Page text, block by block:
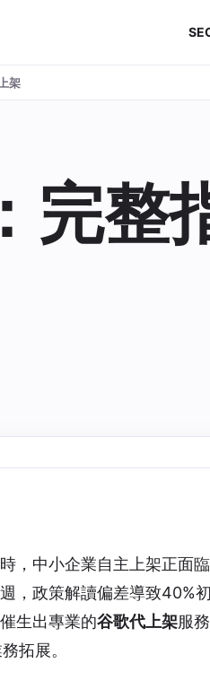
架
完整
，中小企業自主上架正面
，政策解讀偏差導致40%
生出專業的谷歌代上架服
拓展。